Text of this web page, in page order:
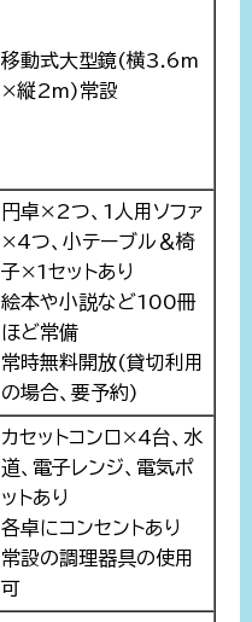
移動式大型鏡(横3.6m
×縦2m)常設
円卓×2つ、1人用ソファ
×4つ、小テーブル＆椅
子×1セットあり
絵本や小説など100冊
ほど常備
常時無料開放(貸切利用
の場合、要予約)
カセットコンロ×4台、水
道、電子レンジ、電気ポ
ットあり
各卓にコンセントあり
常設の調理器具の使用
可